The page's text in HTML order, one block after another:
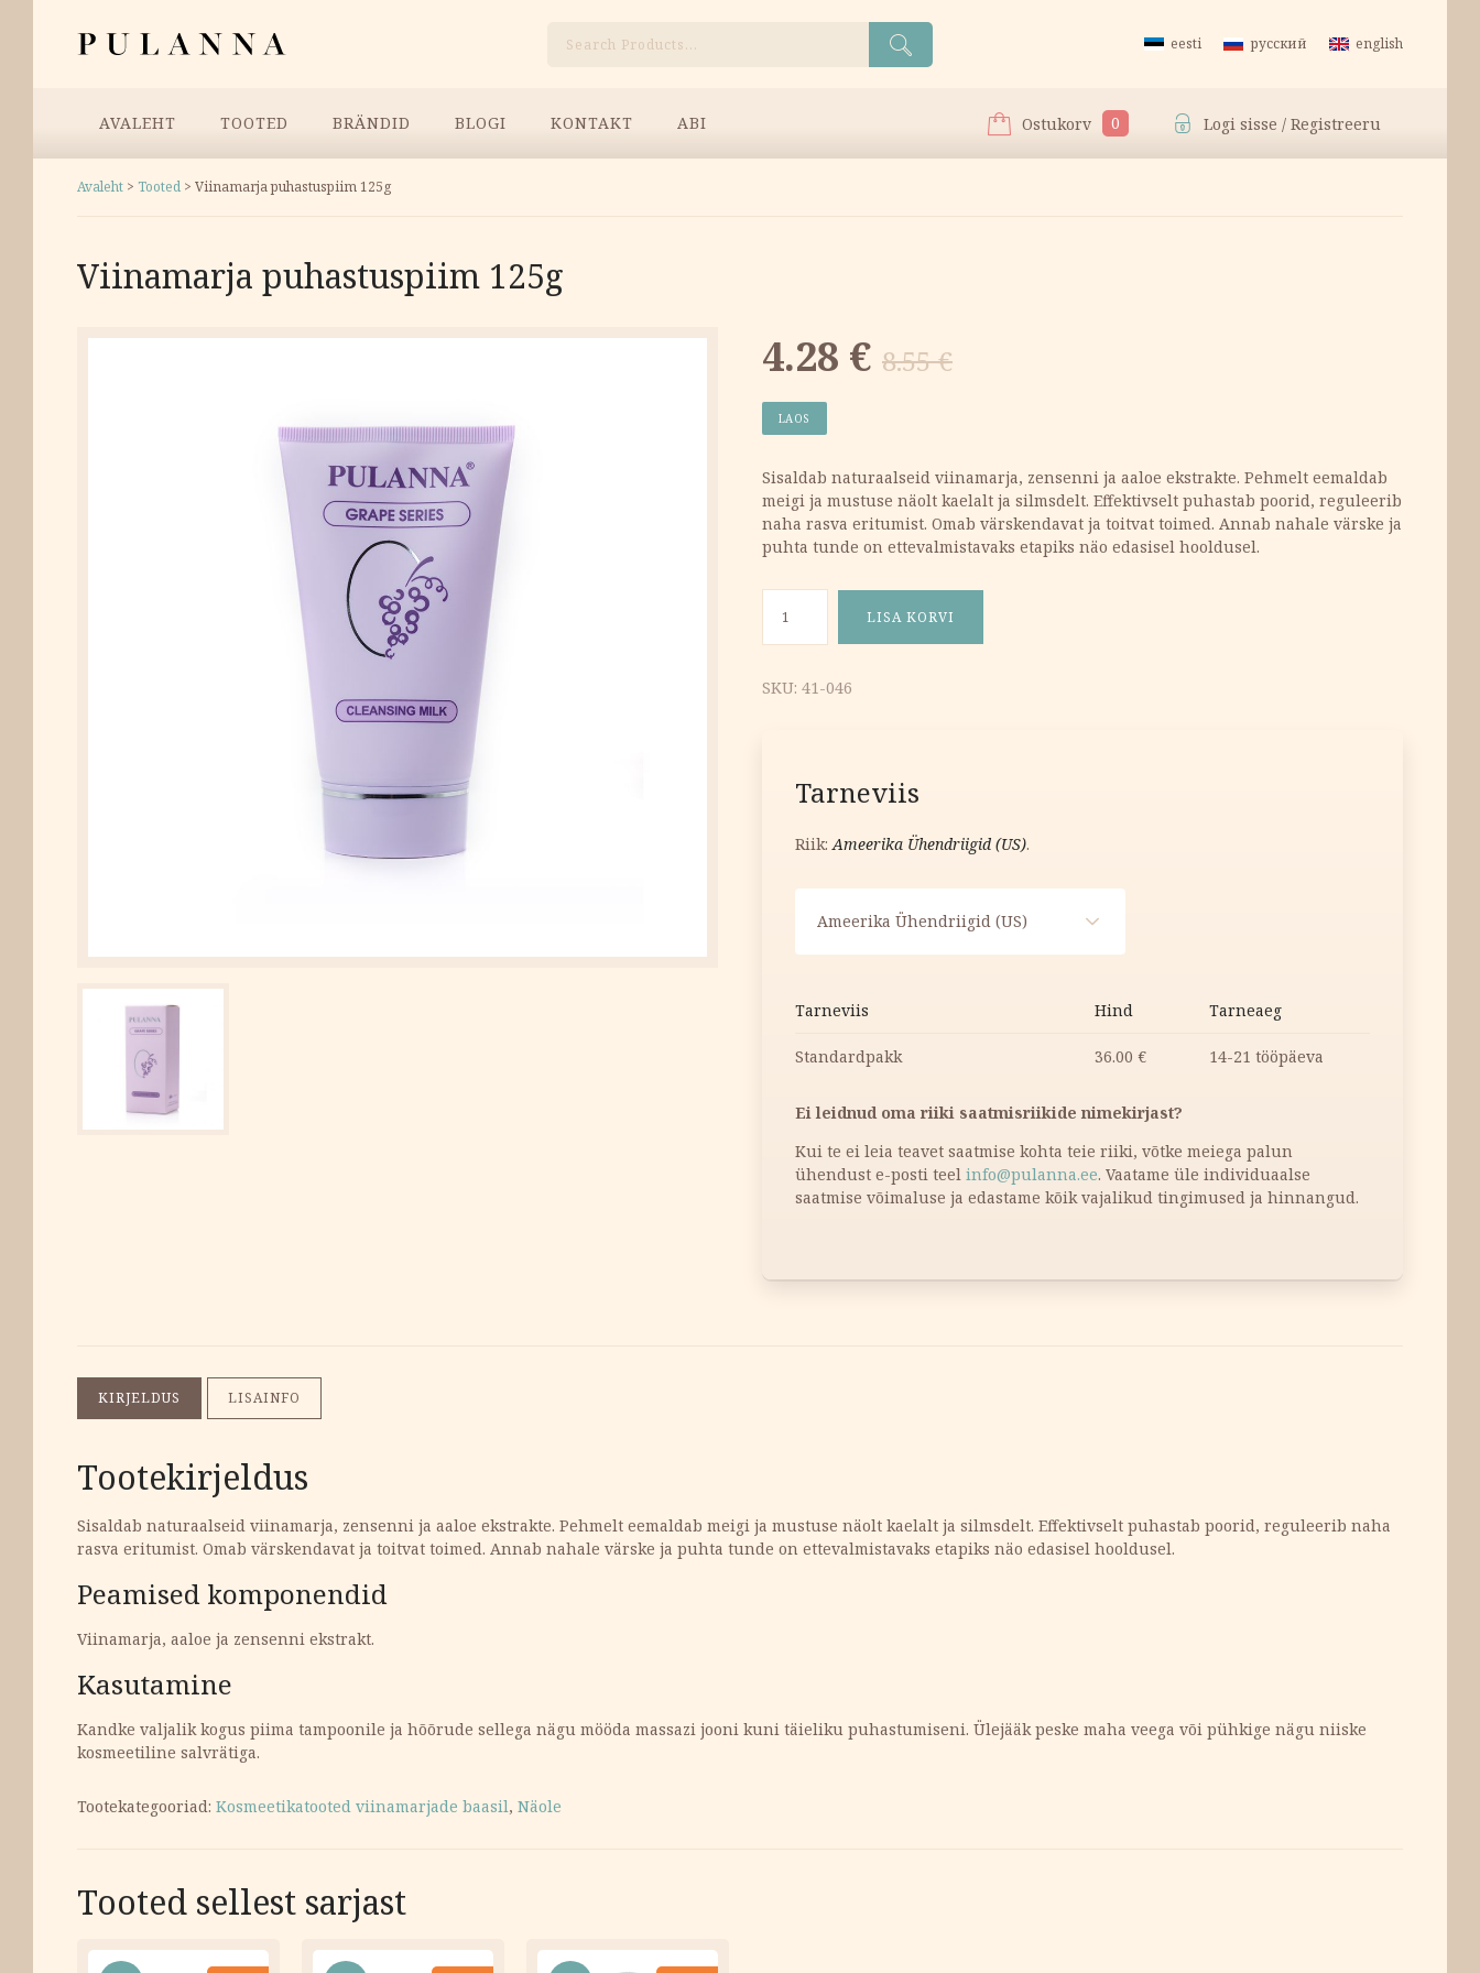
juurde
eesti русский english
AVALEHT TOOTED BRÄNDID BLOGI KONTAKT ABI Ostukorv 0 Logi sisse / Registreeru
Avaleht > Tooted > Viinamarja puhastuspiim 125g
Viinamarja puhastuspiim 125g
8.55€
Algne
hind
oli:
8.55 €.
4.28 €
Current
price
is:
4.28 €.
LAOS
Sisaldab naturaalseid viinamarja, zensenni ja aaloe ekstrakte. Pehmelt eemaldab
meigi ja mustuse näolt kaelalt ja silmsdelt. Effektivselt puhastab poorid, reguleerib
naha rasva eritumist. Omab värskendavat ja toitvat toimed. Annab nahale värske ja
puhta tunde on ettevalmistavaks etapiks näo edasisel hooldusel.
LISA KORVI
SKU: 41-046
Tarneviis
Riik:Ameerika Ühendriigid (US).
Ameerika Ühendriigid (US)
Tarneviis Hind Tarneaeg
Standardpakk 36.00 € 14-21 tööpäeva
Ei leidnud oma riiki saatmisriikide nimekirjast?
Kui te ei leia teavet saatmise kohta teie riiki, võtke meiega palun
ühendust e-posti teel info@pulanna.ee. Vaatame üle individuaalse
saatmise võimaluse ja edastame kõik vajalikud tingimused ja hinnangud.
KIRJELDUS LISAINFO
Tootekirjeldus
Sisaldab naturaalseid viinamarja, zensenni ja aaloe ekstrakte. Pehmelt eemaldab meigi ja mustuse näolt kaelalt ja silmsdelt. Effektivselt puhastab poorid, reguleerib naha
rasva eritumist. Omab värskendavat ja toitvat toimed. Annab nahale värske ja puhta tunde on ettevalmistavaks etapiks näo edasisel hooldusel.
Peamised komponendid
Viinamarja, aaloe ja zensenni ekstrakt.
Kasutamine
Kandke valjalik kogus piima tampoonile ja hõõrude sellega nägu mööda massazi jooni kuni täieliku puhastumiseni. Ülejääk peske maha veega või pühkige nägu niiske
kosmeetiline salvrätiga.
Tootekategooriad: Kosmeetikatooted viinamarjade baasil, Näole
Tooted sellest sarjast